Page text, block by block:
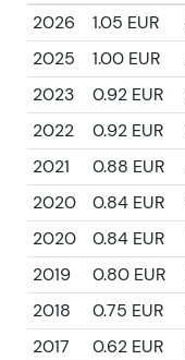
2026
1.05 EUR
2025
1.00 EUR
2023
0.92 EUR
2022
0.92 EUR
2021
0.88 EUR
2020
0.84 EUR
2020
0.84 EUR
2019
0.80 EUR
2018
0.75 EUR
2017
0.62 EUR